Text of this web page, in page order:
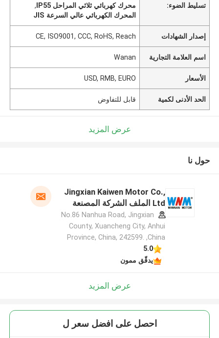
تسليط الضوء:
محرك كهربائي ثلاثي المراحل IP55
,
المحرك الكهربائي عالي السرعة JIS
إصدار الشهادات CE, ISO9001, CCC, RoHS, Reach
اسم العلامة التجارية Wanan
الأسعار USD, RMB, EURO
الحد الأدنى لكمية قابل للتفاوض
عرض المزيد
حول نا
Jingxian Kaiwen Motor Co.,
Ltd الملف الشركة المصنعة
No.86 Nanhua Road, Jingxian
County, Xuancheng City, Anhui
Province, China, 242599. ,China
5.0
يدقّق ممون
عرض المزيد
احصل على افضل سعر ل